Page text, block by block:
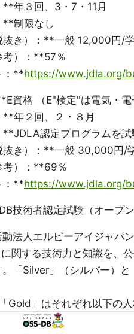
年３回、3・7・11月
制限なし
き）：**一般 12,000円/
）：**57％
：**https://www.jdla.org/
資格 （E"検定"は電気・電
年２回、２・８月
認定プログラムを試
抜き）：**一般 30,000円/
考）：**69％
：**https://www.jdla.org/
技術者認定試験（オープ
法人エルピーアイジャパ
に関する技術力と知識を、
「Silver」（シルバー）
Gold」はそれぞれ以下の